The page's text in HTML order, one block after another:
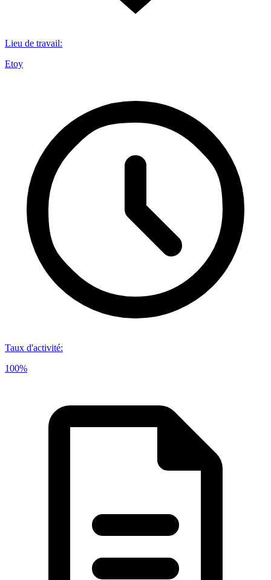
Lieu de travail:
Etoy
Taux d'activité:
100%